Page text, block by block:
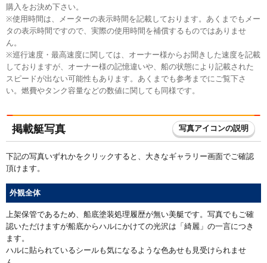
購入をお決め下さい。
※使用時間は、メーターの表示時間を記載しております。あくまでもメー
タの表示時間ですので、実際の使用時間を補償するものではありませ
ん。
※巡行速度・最高速度に関しては、オーナー様からお聞きした速度を記載
しておりますが、オーナー様の記憶違いや、船の状態により記載された
スピードが出ない可能性もあります。あくまでも参考までにご覧下さ
い。燃費やタンク容量などの数値に関しても同様です。
掲載艇写真 写真アイコンの説明
下記の写真いずれかをクリックすると、大きなギャラリー画面でご確認
頂けます。
外観全体
上架保管であるため、船底塗装処理履歴が無い美艇です。写真でもご確
認いただけますが船底からハルにかけての光沢は「綺麗」の一言につき
ます。
ハルに貼られているシールも気になるような色あせも見受けられませ